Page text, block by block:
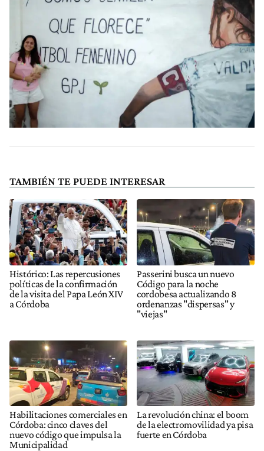
TAMBIÉN TE PUEDE INTERESAR
Histórico: Las repercusiones
políticas de la confirmación
de la visita del Papa León XIV
a Córdoba
Passerini busca un nuevo
Código para la noche
cordobesa actualizando 8
ordenanzas "dispersas" y
"viejas"
Habilitaciones comerciales en
Córdoba: cinco claves del
nuevo código que impulsa la
Municipalidad
La revolución china: el boom
de la electromovilidad ya pisa
fuerte en Córdoba